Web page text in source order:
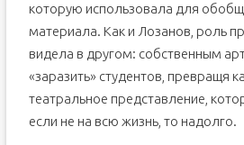
которую использовала для
материала. Как и Лозанов, роль
видела в другом: собственным
«заразить» студентов, превращя
театральное представление,
если не на всю жизнь, то надолго.